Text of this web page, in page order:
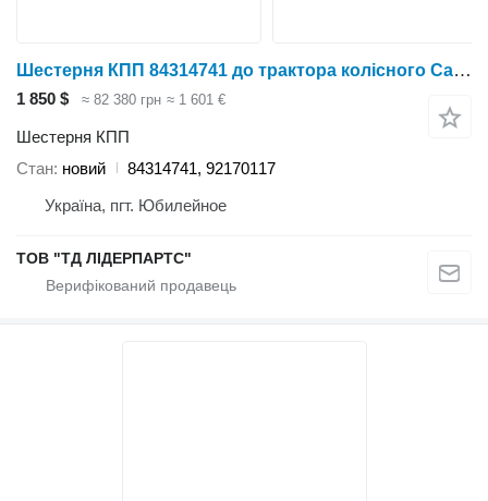
Шестерня КПП 84314741 до трактора колісного Case IH
1 850 $ ≈ 82 380 грн ≈ 1 601 €
Шестерня КПП
Стан новий
84314741, 92170117
Україна, пгт. Юбилейное
ТОВ "ТД ЛІДЕРПАРТС"